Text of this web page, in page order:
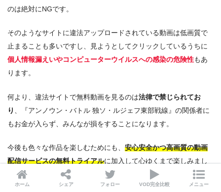
のは絶対にNGです。
そのようなサイトに違法アップロードされている動画は低画質で
止まることも多いですし、見ようとしてクリックしているうちに
個人情報漏えいやコンピューターウイルスへの感染の危険性もあ
ります。
何より、違法サイトで無料動画を見るのは法律で禁じられてお
り
、『アンノウン・バトル 独ソ・ルジェフ東部戦線』の関係者に
もお金が入らず、みんなが損をすることになります。
今後も色々な作品を楽しむためにも、 安心安全かつ高画質の動画
配信サービスの無料トライアルに加入して心ゆくまで楽しみまし
ょう。
ホーム シェア フォロー VOD完全比較 メニュー